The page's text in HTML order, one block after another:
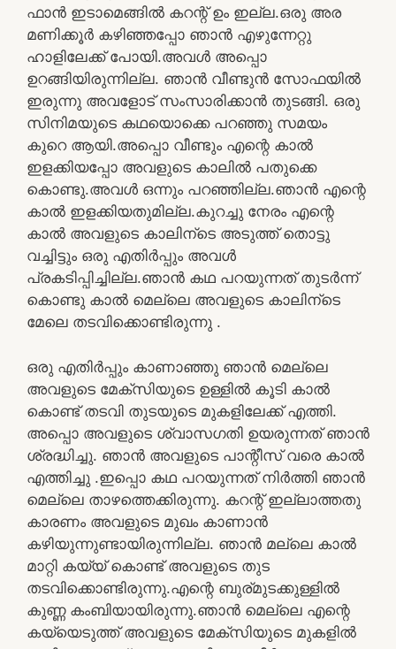
ഫാന്‍ ഇടാമെങ്ങില്‍ കറന്റ്‌ ഉം ഇല്ല.ഒരു അര
മണിക്കൂര്‍ കഴിഞ്ഞപ്പോ ഞാന്‍ എഴുന്നേറ്റു
ഹാളിലേക്ക് പോയി.അവള്‍ അപ്പൊ
ഉറങ്ങിയിരുന്നില്ല. ഞാന്‍ വീണ്ടുന്‍ സോഫയില്‍
ഇരുന്നു അവളോട്‌ സംസാരിക്കാന്‍ തുടങ്ങി. ഒരു
സിനിമയുടെ കഥയൊക്കെ പറഞ്ഞു സമയം
കുറെ ആയി.അപ്പൊ വീണ്ടും എന്റെ കാല്‍
ഇളക്കിയപ്പോ അവളുടെ കാലില്‍ പതുക്കെ
കൊണ്ടു.അവള്‍ ഒന്നും പറഞ്ഞില്ല.ഞാന്‍ എന്റെ
കാല്‍ ഇളക്കിയതുമില്ല.കുറച്ചു നേരം എന്റെ
കാല്‍ അവളുടെ കാലിന്ടെ അടുത്ത് തൊട്ടു
വച്ചിട്ടും ഒരു എതിര്‍പ്പും അവള്‍
പ്രകടിപ്പിച്ചില്ല.ഞാന്‍ കഥ പറയുന്നത് തുടര്‍ന്ന്
കൊണ്ടു കാല്‍ മെല്ലെ അവളുടെ കാലിന്ടെ
മേലെ തടവിക്കൊണ്ടിരുന്നു .
ഒരു എതിര്‍പ്പും കാണാഞ്ഞു ഞാന്‍ മെല്ലെ
അവളുടെ മേക്സിയുടെ ഉള്ളില്‍ കൂടി കാല്‍
കൊണ്ട് തടവി തുടയുടെ മുകളിലേക്ക് എത്തി.
അപ്പൊ അവളുടെ ശ്വാസഗതി ഉയരുന്നത് ഞാന്‍
ശ്രദ്ധിച്ചു. ഞാന്‍ അവളുടെ പാന്റീസ് വരെ കാല്‍
എത്തിച്ചു .ഇപ്പൊ കഥ പറയുന്നത് നിര്‍ത്തി ഞാന്‍
മെല്ലെ താഴത്തെക്കിരുന്നു. കറന്റ്‌ ഇല്ലാത്തതു
കാരണം അവളുടെ മുഖം കാണാന്‍
കഴിയുന്നുണ്ടായിരുന്നില്ല. ഞാന്‍ മല്ലെ കാല്‍
മാറ്റി കയ്യ് കൊണ്ട് അവളുടെ തുട
തടവിക്കൊണ്ടിരുന്നു.എന്റെ ബുര്മുടക്കുള്ളില്‍
കുണ്ണ കംബിയായിരുന്നു.ഞാന്‍ മെല്ലെ എന്റെ
കയ്യെടുത്ത് അവളുടെ മേക്സിയുടെ മുകളില്‍